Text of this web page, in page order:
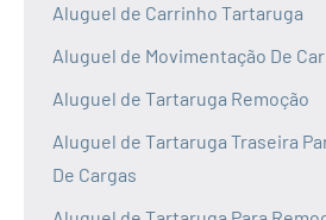
Aluguel de Carrinho Tartaruga
Aluguel de Movimentação De
Aluguel de Tartaruga Remoção
Aluguel de Tartaruga Traseira
De Cargas